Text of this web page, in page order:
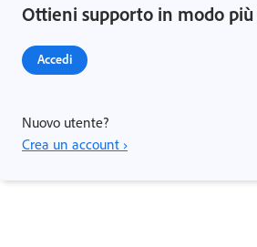
Ottieni supporto in modo
Accedi
Nuovo utente?
Crea un account ›